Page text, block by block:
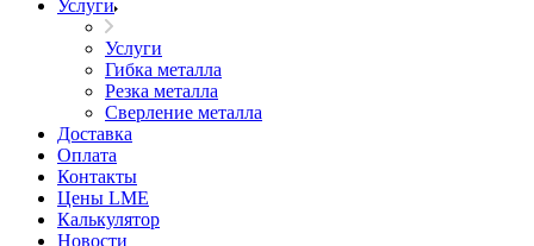
Услуги
Услуги
Гибка металла
Резка металла
Сверление металла
Доставка
Оплата
Контакты
Цены LME
Калькулятор
Новости